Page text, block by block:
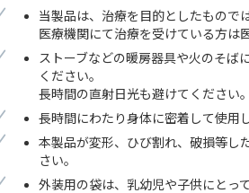
当製品は、治療を目的としたもので
医療機関にて治療を受けている方は
ストーブなどの暖房器具や火のそば
ください。
長時間の直射日光も避けてください。
長時間にわたり身体に密着して使用
本製品が変形、ひび割れ、破損等し
さい。
外装用の袋は、乳幼児や子供にとっ